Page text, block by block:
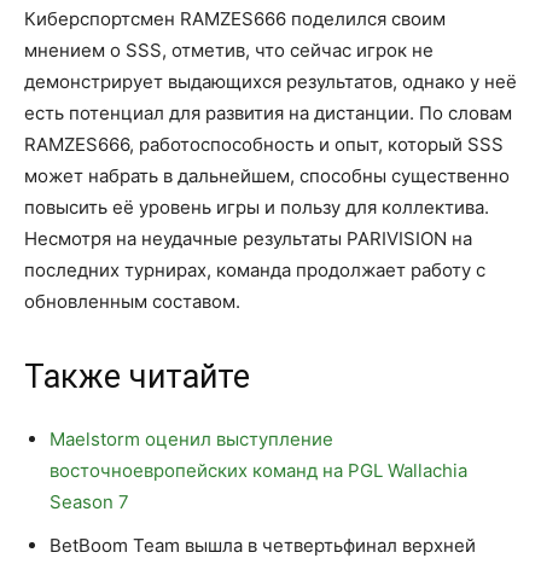
Киберспортсмен RAMZES666 поделился своим
мнением о SSS, отметив, что сейчас игрок не
демонстрирует выдающихся результатов, однако у неё
есть потенциал для развития на дистанции. По словам
RAMZES666, работоспособность и опыт, который SSS
может набрать в дальнейшем, способны существенно
повысить её уровень игры и пользу для коллектива.
Несмотря на неудачные результаты PARIVISION на
последних турнирах, команда продолжает работу с
обновленным составом.
Также читайте
Maelstorm оценил выступление
восточноевропейских команд на PGL Wallachia
Season 7
BetBoom Team вышла в четвертьфинал верхней